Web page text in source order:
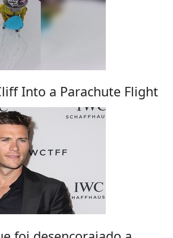
Into a Parachute Flight